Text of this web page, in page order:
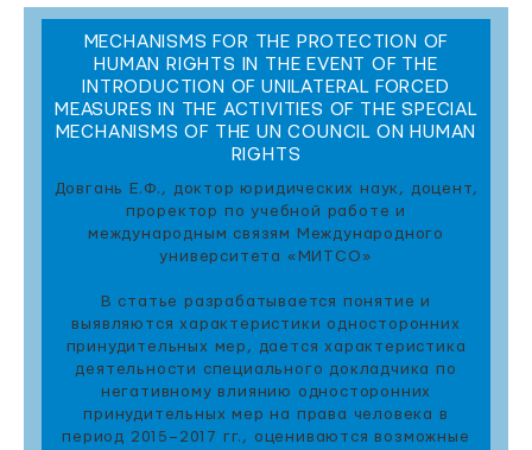
MECHANISMS FOR THE PROTECTION OF
HUMAN RIGHTS IN THE EVENT OF THE
INTRODUCTION OF UNILATERAL FORCED
MEASURES IN THE ACTIVITIES OF THE SPECIAL
MECHANISMS OF THE UN COUNCIL ON HUMAN
RIGHTS
Довгань Е.Ф., доктор юридических наук, доцент,
проректор по учебной работе и
международным связям Международного
университета «МИТСО»
В статье разрабатывается понятие и
выявляются характеристики односторонних
принудительных мер, дается характеристика
деятельности специального докладчика по
негативному влиянию односторонних
принудительных мер на права человека в
период 2015–2017 гг., оцениваются возможные